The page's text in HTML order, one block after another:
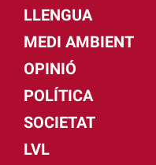
LLENGUA
MEDI AMBIENT
OPINIÓ
POLÍTICA
SOCIETAT
LVL